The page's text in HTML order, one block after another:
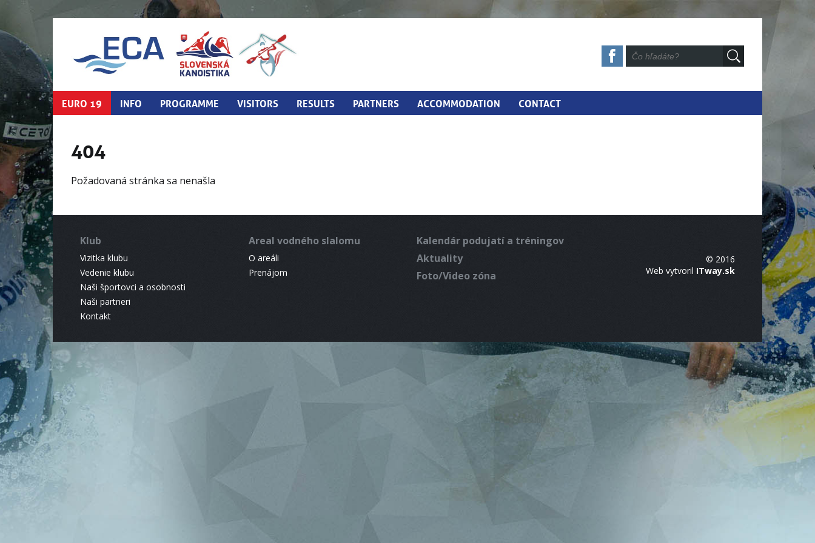
EURO 19 INFO PROGRAMME VISITORS RESULTS PARTNERS ACCOMMODATION CONTACT
404
Požadovaná stránka sa nenašla
Klub
Vizitka klubu
Vedenie klubu
Naši športovci a osobnosti
Naši partneri
Kontakt
Areal vodného slalomu
O areáli
Prenájom
Kalendár podujatí a tréningov
Aktuality
Foto/Video zóna
© 2016
Web vytvoril ITway.sk